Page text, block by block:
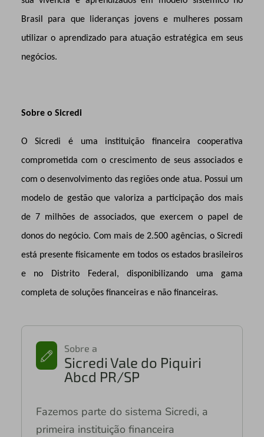
Brasil para que lideranças jovens e mulheres possam
utilizar o aprendizado para atuação estratégica em seus
negócios.
Sobre o Sicredi
O Sicredi é uma instituição financeira cooperativa
comprometida com o crescimento de seus associados e
com o desenvolvimento das regiões onde atua. Possui um
modelo de gestão que valoriza a participação dos mais
de 7 milhões de associados, que exercem o papel de
donos do negócio. Com mais de 2.500 agências, o Sicredi
está presente fisicamente em todos os estados brasileiros
e no Distrito Federal, disponibilizando uma gama
completa de soluções financeiras e não financeiras.
Sobre a
Sicredi Vale do Piquiri
Abcd PR/SP
Fazemos parte do sistema Sicredi, a
primeira instituição financeira